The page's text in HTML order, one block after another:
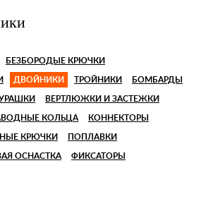
БЕЗБОРОДЫЕ КРЮЧКИ
ДВОЙНИКИ ТРОЙНИКИ БОМБАРДЫ
ВЕРТЛЮЖКИ И ЗАСТЕЖКИ
КОЛЬЦА КОННЕКТОРЫ
КРЮЧКИ ПОПЛАВКИ
ОСНАСТКА ФИКСАТОРЫ